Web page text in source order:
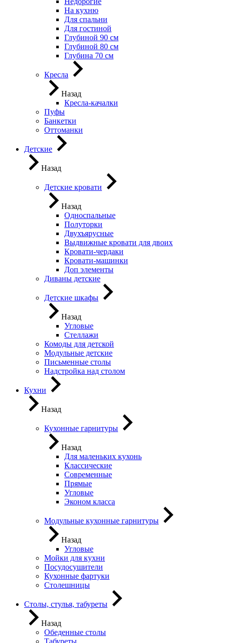
На кухню
Для спальни
Для гостиной
Глубиной 90 см
Глубиной 80 см
Глубина 70 см
Кресла
Назад
Кресла-качалки
Пуфы
Банкетки
Оттоманки
Детские
Назад
Детские кровати
Назад
Односпальные
Полуторки
Двухъярусные
Выдвижные кровати для двоих
Кровати-чердаки
Кровати-машинки
Доп элементы
Диваны детские
Детские шкафы
Назад
Угловые
Стеллажи
Комоды для детской
Модульные детские
Письменные столы
Надстройка над столом
Кухни
Назад
Кухонные гарнитуры
Назад
Для маленьких кухонь
Классические
Современные
Прямые
Угловые
Эконом класса
Модульные кухонные гарнитуры
Назад
Угловые
Мойки для кухни
Посудосушители
Кухонные фартуки
Столешницы
Столы, стулья, табуреты
Назад
Обеденные столы
Табуреты